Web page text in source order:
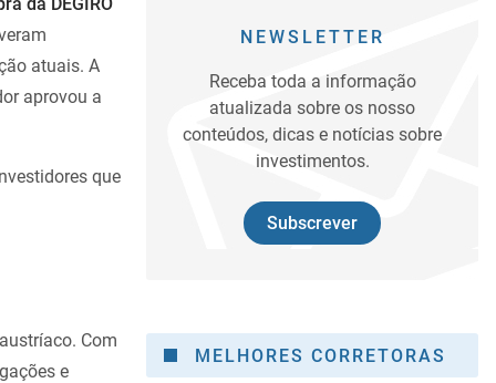
atuais. A
aprovou a
que
Com
e
NEWSLETTER
Receba toda a informação
atualizada sobre os nosso
conteúdos, dicas e notícias sobre
investimentos.
Subscrever
MELHORES CORRETORAS